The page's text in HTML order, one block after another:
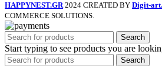
HAPPYNEST.GR 2024 CREATED BY Digit-
COMMERCE SOLUTIONS.
Search
Start typing to see products you are
Search